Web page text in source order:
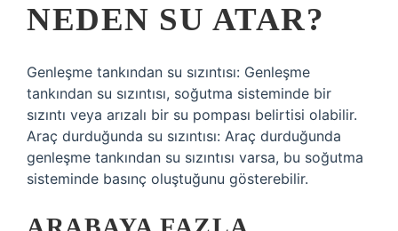
NEDEN SU ATAR?
Genleşme tankından su sızıntısı: Genleşme
tankından su sızıntısı, soğutma sisteminde bir
sızıntı veya arızalı bir su pompası belirtisi olabilir.
Araç durduğunda su sızıntısı: Araç durduğunda
genleşme tankından su sızıntısı varsa, bu soğutma
sisteminde basınç oluştuğunu gösterebilir.